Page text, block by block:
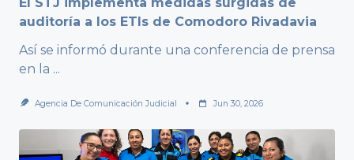
auditoría a los ETIs de Comodoro Rivadavia
Así se informó durante una conferencia de prensa
en la ...
Agencia De Comunicación Judicial Jun 30, 2026